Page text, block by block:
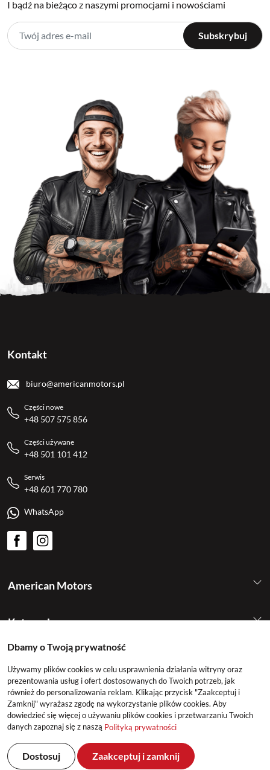
I bądź na bieżąco z naszymi promocjami i nowościami
American Motors
Kategorie
Kontakt
biuro@americanmotors.pl
Części nowe
+48 507 575 856
Części używane
+48 501 101 412
Serwis
+48 601 770 780
WhatsApp
©2026 American Motors All Rights Reserved
Realizacja: DeltaM & East2GO
Dbamy o Twoją prywatność
Używamy plików cookies w celu usprawnienia działania witryny oraz
prezentowania usług i ofert dostosowanych do Twoich potrzeb, jak
również do personalizowania reklam. Klikając przycisk "Zaakceptuj i
Zamknij" wyrażasz zgodę na wykorzystanie plików cookies. Aby
dowiedzieć się więcej o używaniu plików cookies i przetwarzaniu Twoich
danych zapoznaj się z naszą Polityką prywatności
Dostosuj Zaakceptuj i zamknij